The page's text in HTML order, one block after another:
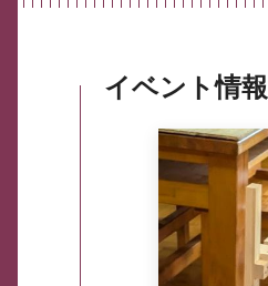
イベント情報